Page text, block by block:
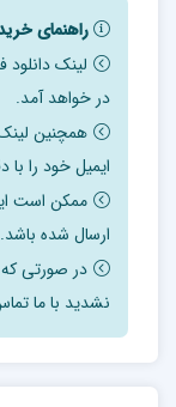
راهنمای
لینک
در خواهد آمد.
همچنین
ایمیل خود را با
ارسال شده باشد.
در صورتی که
نشدید با ما